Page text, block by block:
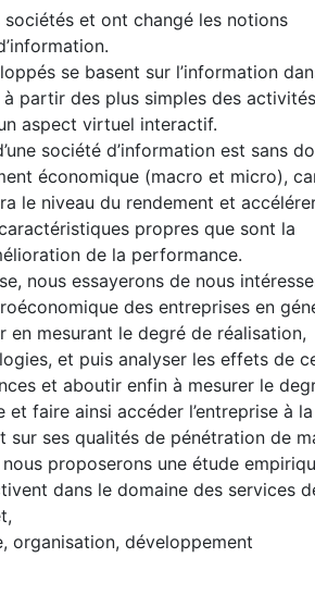
et ont changé les notions
se basent sur l’information
partir des plus simples des activités
aspect virtuel interactif.
société d’information est sans
économique (macro et micro),
le niveau du rendement et
propres que sont la
de la performance.
nous essayerons de nous
des entreprises en
en mesurant le degré de réalisation,
et puis analyser les effets de
et aboutir enfin à mesurer le
et faire ainsi accéder l’entreprise à la
sur ses qualités de pénétration de
proposerons une étude
dans le domaine des services
organisation, développement